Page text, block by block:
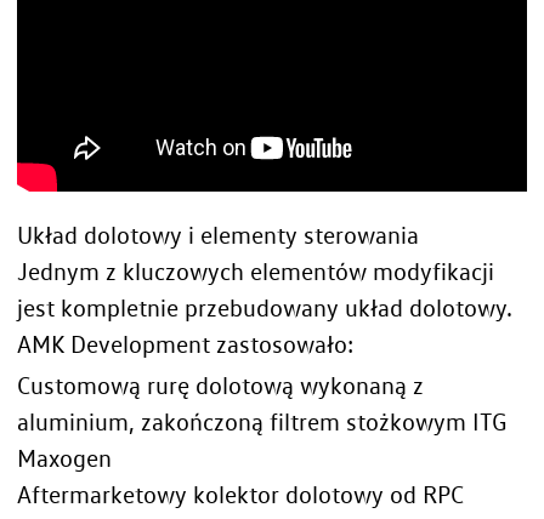
Układ dolotowy i elementy sterowania
Jednym z kluczowych elementów modyfikacji
jest kompletnie przebudowany układ dolotowy.
AMK Development zastosowało:
Customową rurę dolotową wykonaną z
aluminium, zakończoną filtrem stożkowym ITG
Maxogen
Aftermarketowy kolektor dolotowy od RPC